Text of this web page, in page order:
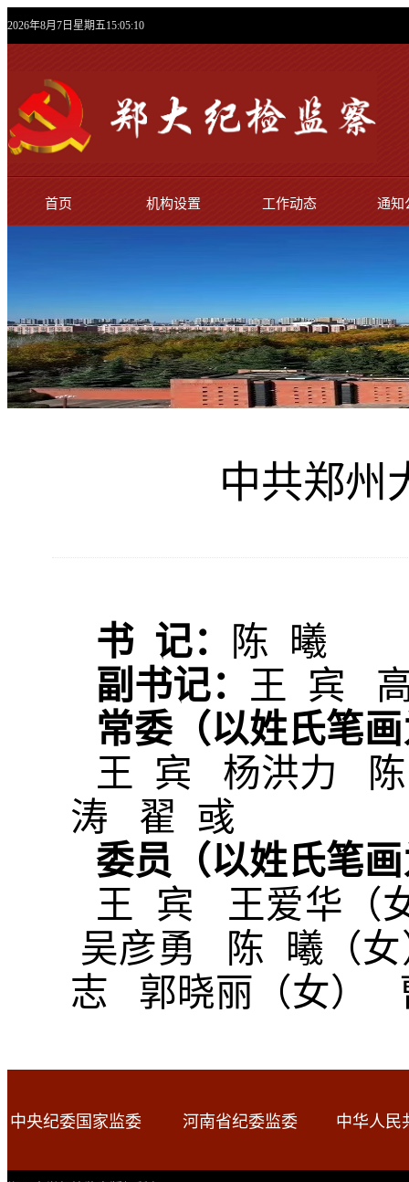
2026年8月7日星期五15:05:11
首页 机构设置 工作动态 通知
中共郑州
书 记：
陈 曦
副书记： 王 宾
常委（以姓氏笔
王 宾
杨洪力
涛 翟 彧
委员（以姓氏笔
王 宾 王爱华（
吴彦勇 陈 曦（
志 郭晓丽（女）
中央纪委国家监委 河南省纪委监委 中华人民